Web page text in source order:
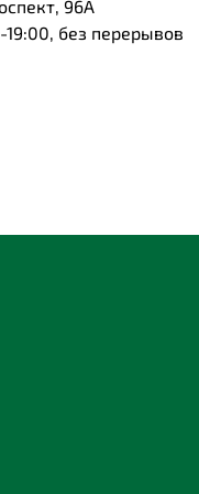
96А
без перерывов